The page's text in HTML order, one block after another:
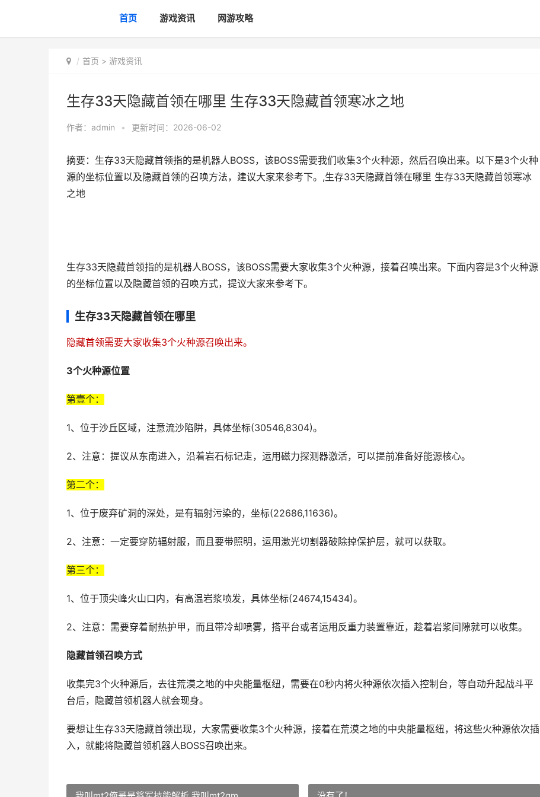
首页 游戏资讯 网游攻略
首页 > 游戏资讯
生存33天隐藏首领在哪里 生存33天隐藏首领寒冰之地
作者： admin • 更新时间：2026-06-02
摘要：生存33天隐藏首领指的是机器人BOSS，该BOSS需要我们收集3个火种源，然后召唤出来。以下是3个火种
源的坐标位置以及隐藏首领的召唤方法，建议大家来参考下。,生存33天隐藏首领在哪里 生存33天隐藏首领寒冰
之地
生存33天隐藏首领指的是机器人BOSS，该BOSS需要大家收集3个火种源，接着召唤出来。下面内容是3个火种源
的坐标位置以及隐藏首领的召唤方式，提议大家来参考下。
生存33天隐藏首领在哪里
隐藏首领需要大家收集3个火种源召唤出来。
3个火种源位置
第壹个：
1、位于沙丘区域，注意流沙陷阱，具体坐标(30546,8304)。
2、注意：提议从东南进入，沿着岩石标记走，运用磁力探测器激活，可以提前准备好能源核心。
第二个：
1、位于废弃矿洞的深处，是有辐射污染的，坐标(22686,11636)。
2、注意：一定要穿防辐射服，而且要带照明，运用激光切割器破除掉保护层，就可以获取。
第三个：
1、位于顶尖峰火山口内，有高温岩浆喷发，具体坐标(24674,15434)。
2、注意：需要穿着耐热护甲，而且带冷却喷雾，搭平台或者运用反重力装置靠近，趁着岩浆间隙就可以收集。
隐藏首领召唤方式
收集完3个火种源后，去往荒漠之地的中央能量枢纽，需要在0秒内将火种源依次插入控制台，等自动升起战斗平
台后，隐藏首领机器人就会现身。
要想让生存33天隐藏首领出现，大家需要收集3个火种源，接着在荒漠之地的中央能量枢纽，将这些火种源依次插
入，就能将隐藏首领机器人BOSS召唤出来。